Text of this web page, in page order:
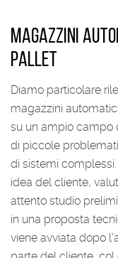
Magazzini
pallet
Diamo particolare
magazzini
su un ampio campo
di piccole
di sistemi
idea del cliente,
attento studio
in una proposta
viene avviata dopo